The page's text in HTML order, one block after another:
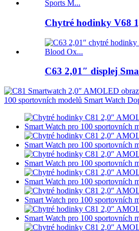
Chytré hodinky V68
C63 2,01″ displej